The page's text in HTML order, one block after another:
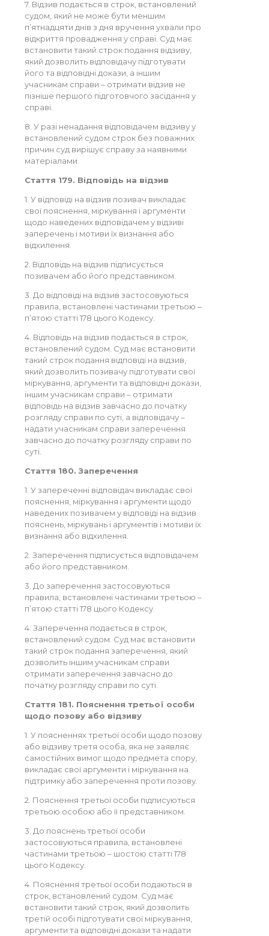
7. Відзив подається в строк, встановлений
судом, який не може бути меншим
п’ятнадцяти днів з дня вручення ухвали про
відкриття провадження у справі. Суд має
встановити такий строк подання відзиву,
який дозволить відповідачу підготувати
його та відповідні докази, а іншим
учасникам справи – отримати відзив не
пізніше першого підготовчого засідання у
справі.
8. У разі ненадання відповідачем відзиву у
встановлений судом строк без поважних
причин суд вирішує справу за наявними
матеріалами.
Стаття 179. Відповідь на відзив
1. У відповіді на відзив позивач викладає
свої пояснення, міркування і аргументи
щодо наведених відповідачем у відзиві
заперечень і мотиви їх визнання або
відхилення.
2. Відповідь на відзив підписується
позивачем або його представником.
3. До відповіді на відзив застосовуються
правила, встановлені частинами третьою –
п’ятою статті 178 цього Кодексу.
4. Відповідь на відзив подається в строк,
встановлений судом. Суд має встановити
такий строк подання відповіді на відзив,
який дозволить позивачу підготувати свої
міркування, аргументи та відповідні докази,
іншим учасникам справи – отримати
відповідь на відзив завчасно до початку
розгляду справи по суті, а відповідачу –
надати учасникам справи заперечення
завчасно до початку розгляду справи по
суті.
Стаття 180. Заперечення
1. У запереченні відповідач викладає свої
пояснення, міркування і аргументи щодо
наведених позивачем у відповіді на відзив
пояснень, міркувань і аргументів і мотиви їх
визнання або відхилення.
2. Заперечення підписується відповідачем
або його представником.
3. До заперечення застосовуються
правила, встановлені частинами третьою –
п’ятою статті 178 цього Кодексу.
4. Заперечення подається в строк,
встановлений судом. Суд має встановити
такий строк подання заперечення, який
дозволить іншим учасникам справи
отримати заперечення завчасно до
початку розгляду справи по суті.
Стаття 181. Пояснення третьої особи
щодо позову або відзиву
1. У поясненнях третьої особи щодо позову
або відзиву третя особа, яка не заявляє
самостійних вимог щодо предмета спору,
викладає свої аргументи і міркування на
підтримку або заперечення проти позову.
2. Пояснення третьої особи підписуються
третьою особою або її представником.
3. До пояснень третьої особи
застосовуються правила, встановлені
частинами третьою – шостою статті 178
цього Кодексу.
4. Пояснення третьої особи подаються в
строк, встановлений судом. Суд має
встановити такий строк, який дозволить
третій особі підготувати свої міркування,
аргументи та відповідні докази та надати